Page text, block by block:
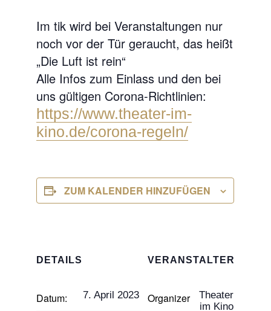
Im tik wird bei Veranstaltungen nur
noch vor der Tür geraucht, das heißt
„Die Luft ist rein“
Alle Infos zum Einlass und den bei
uns gültigen Corona-Richtlinien:
https://www.theater-im-
kino.de/corona-regeln/
ZUM KALENDER HINZUFÜGEN
DETAILS
Datum: 7. April 2023
VERANSTALTER
Organizer
Theater
im Kino